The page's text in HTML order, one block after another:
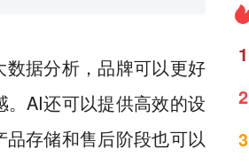
数据分析，品牌可以更好
。AI还可以提供高效的设
品存储和售后阶段也可以
1
2
3